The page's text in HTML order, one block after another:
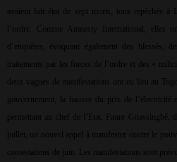
avaient fait état de sept morts, tous repêchés à
l’ordre. Comme Amnesty International, elles
d’enquêtes, évoquant également des blessés,
traitements par les forces de l’ordre et des «
deux vagues de manifestations ont eu lieu au
gouvernement, la hausse du prix de l’électricité
permettant au chef de l’Etat, Faure
juillet, un nouvel appel à manifester contre le
contestations de juin. Les manifestations sont